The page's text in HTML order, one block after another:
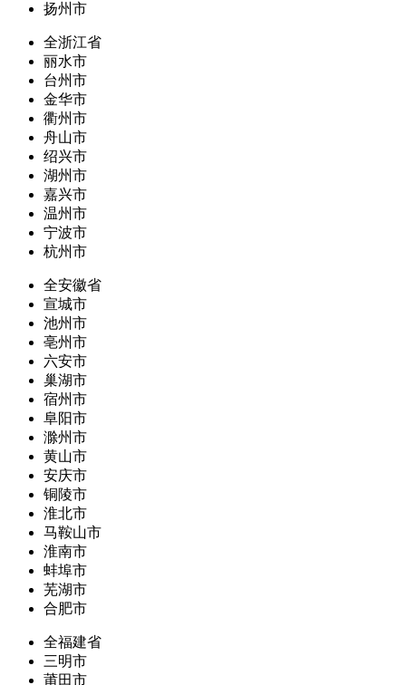
扬州市
全浙江省
丽水市
台州市
金华市
衢州市
舟山市
绍兴市
湖州市
嘉兴市
温州市
宁波市
杭州市
全安徽省
宣城市
池州市
亳州市
六安市
巢湖市
宿州市
阜阳市
滁州市
黄山市
安庆市
铜陵市
淮北市
马鞍山市
淮南市
蚌埠市
芜湖市
合肥市
全福建省
三明市
莆田市